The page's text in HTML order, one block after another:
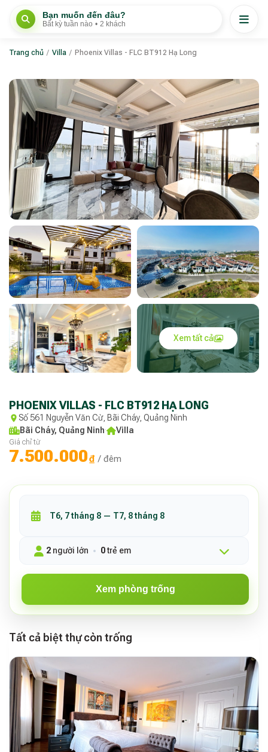
Bạn muốn đến đâu?
Bất kỳ tuần nào • 2 khách
Trang chủ / Villa / Phoenix Villas - FLC BT912 Hạ Long
Xem tất cả
PHOENIX VILLAS - FLC BT912 HẠ LONG
Số 561 Nguyễn Văn Cừ, Bãi Cháy, Quảng Ninh
Bãi Cháy, Quảng Ninh· Villa
Giá chỉ từ
7.500.000₫ / đêm
2 người lớn 0trẻ em
Xem phòng trống
Tất cả biệt thự còn trống